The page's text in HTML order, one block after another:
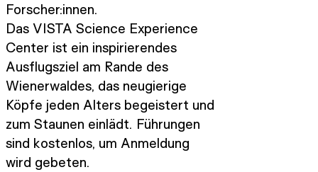
Forscher:innen.
Das VISTA Science Experience
Center ist ein inspirierendes
Ausflugsziel am Rande des
Wienerwaldes, das neugierige
Köpfe jeden Alters begeistert und
zum Staunen einlädt. Führungen
sind kostenlos, um Anmeldung
wird gebeten.